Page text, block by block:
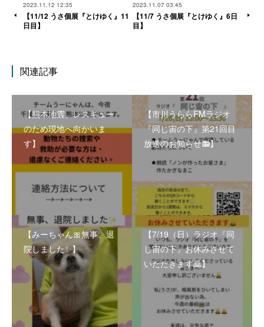
2023.11.12 12:35
【11/12 うさ個展『とけゆく』11
日目】
2023.11.07 03:45
【11/7 うさ個展『とけゆく』6日
目】
関連記事
【熊本地震、レスキュー
のため現地へ向かいま
す】
【市川うららFMラジオ
『同じ宙の下』第21回目
放送のお知らせ📻】
【みーちゃん🎀無事、退
院しました✨】
【7/19（日）ラジオ『同
じ宙の下』お休みさせて
いただきます🙇】